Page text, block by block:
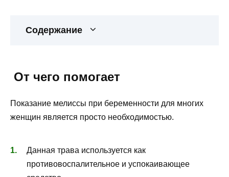
Содержание
От чего помогает
Показание мелиссы при беременности для многих
женщин является просто необходимостью.
Данная трава используется как
противовоспалительное и успокаивающее